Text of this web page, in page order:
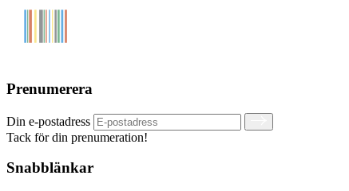
Prenumerera
Din e-postadress
Tack för din prenumeration!
Snabblänkar